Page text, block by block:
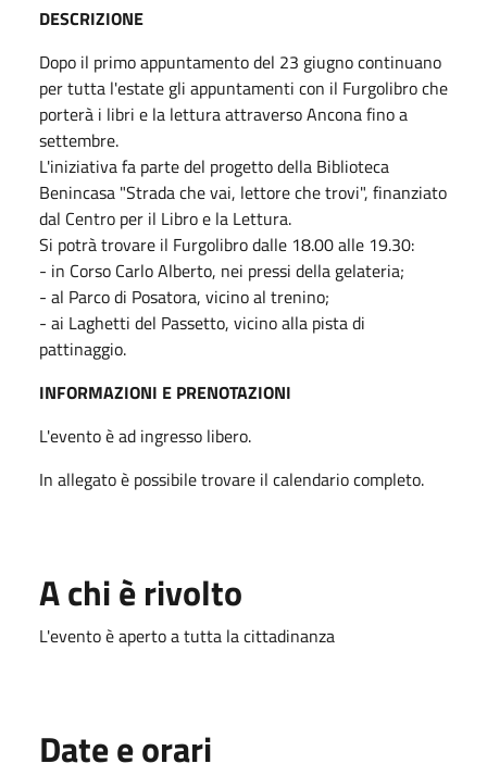
DESCRIZIONE
Dopo il primo appuntamento del 23 giugno continuano
per tutta l'estate gli appuntamenti con il Furgolibro che
porterà i libri e la lettura attraverso Ancona fino a
settembre.
L'iniziativa fa parte del progetto della Biblioteca
Benincasa "Strada che vai, lettore che trovi", finanziato
dal Centro per il Libro e la Lettura.
Si potrà trovare il Furgolibro dalle 18.00 alle 19.30:
- in Corso Carlo Alberto, nei pressi della gelateria;
- al Parco di Posatora, vicino al trenino;
- ai Laghetti del Passetto, vicino alla pista di
pattinaggio.
INFORMAZIONI E PRENOTAZIONI
L'evento è ad ingresso libero.
In allegato è possibile trovare il calendario completo.
A chi è rivolto
L'evento è aperto a tutta la cittadinanza
Date e orari